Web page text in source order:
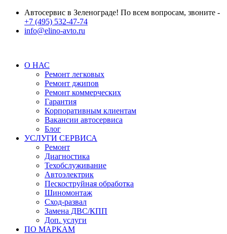
Автосервис в Зеленограде! По всем вопросам, звоните -
+7 (495) 532-47-74
info@elino-avto.ru
О НАС
Ремонт легковых
Ремонт джипов
Ремонт коммерческих
Гарантия
Корпоративным клиентам
Вакансии автосервиса
Блог
УСЛУГИ СЕРВИСА
Ремонт
Диагностика
Техобслуживание
Автоэлектрик
Пескоструйная обработка
Шиномонтаж
Сход-развал
Замена ДВС/КПП
Доп. услуги
ПО МАРКАМ